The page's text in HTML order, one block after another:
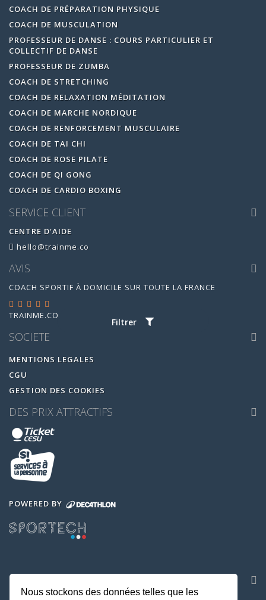
Filtrer
COACH DE PRÉPARATION PHYSIQUE
COACH DE MUSCULATION
PROFESSEUR DE DANSE : COURS PARTICULIER ET
COLLECTIF DE DANSE
PROFESSEUR DE ZUMBA
COACH DE STRETCHING
COACH DE RELAXATION MÉDITATION
COACH DE MARCHE NORDIQUE
COACH DE RENFORCEMENT MUSCULAIRE
COACH DE TAI CHI
COACH DE ROSE PILATE
COACH DE QI GONG
COACH DE CARDIO BOXING
SERVICE CLIENT
CENTRE D'AIDE
hello@trainme.co
AVIS
COACH SPORTIF À DOMICILE SUR TOUTE LA FRANCE
TRAINME.CO
SOCIETE
MENTIONS LEGALES
CGU
GESTION DES COOKIES
DES PRIX ATTRACTIFS
POWERED BY
Nous stockons des données telles que les